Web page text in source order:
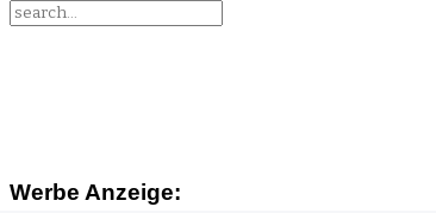
Werbe Anzeige: